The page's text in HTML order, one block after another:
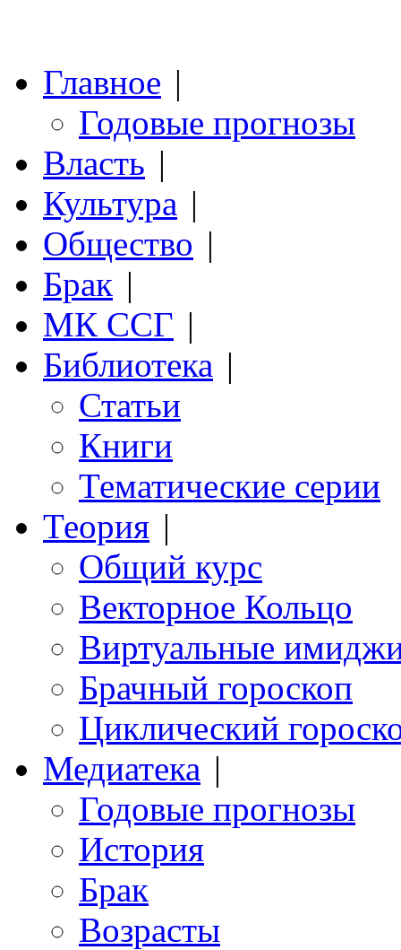
Главное |
Годовые прогнозы
Власть |
Культура |
Общество |
Брак |
МК ССГ |
Библиотека |
Статьи
Книги
Тематические серии
Теория |
Общий курс
Векторное Кольцо
Виртуальные
Брачный гороскоп
Циклический
Медиатека |
Годовые прогнозы
История
Брак
Возрасты